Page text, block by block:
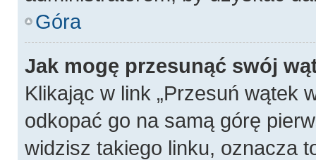
Góra
Jak mogę przesunąć swój
Klikając w link „Przesuń wątek
odkopać go na samą górę
widzisz takiego linku, oznacza